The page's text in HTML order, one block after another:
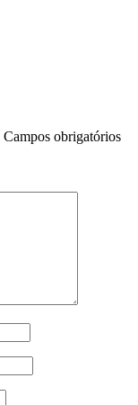
Campos obrigatórios